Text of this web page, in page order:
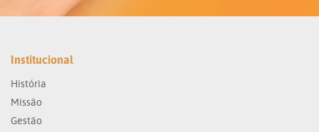
Institucional
História
Missão
Gestão